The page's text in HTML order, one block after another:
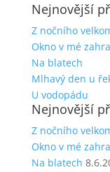
Nejnovější
Z nočního
Okno v mé
Na blatech
Mlhavý den u
U vodopádu
Nejnovější
Z nočního
Okno v mé
Na blatech